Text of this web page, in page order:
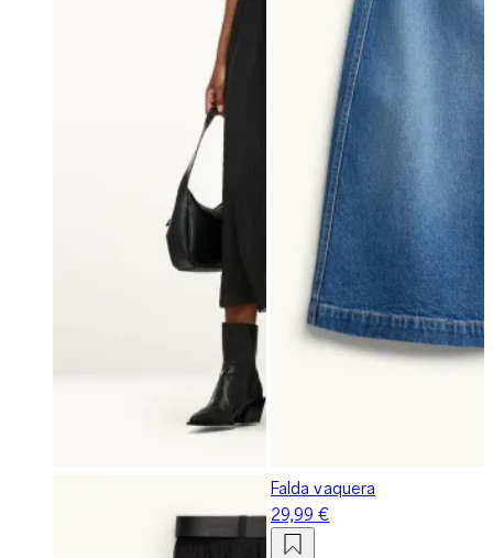
Falda vaquera
29,99 €